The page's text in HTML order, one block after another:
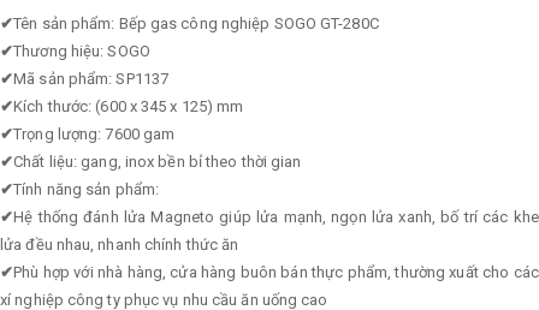
✔Tên sản phẩm: Bếp gas công nghiệp SOGO GT-280C
✔Thương hiệu: SOGO
✔Mã sản phẩm: SP1137
✔Kích thước: (600 x 345 x 125) mm
✔Trọng lượng: 7600 gam
✔Chất liệu: gang, inox bền bỉ theo thời gian
✔Tính năng sản phẩm:
✔Hệ thống đánh lửa Magneto giúp lửa mạnh, ngọn lửa xanh, bố trí các khe
lửa đều nhau, nhanh chính thức ăn
✔Phù hợp với nhà hàng, cửa hàng buôn bán thực phẩm, thường xuất cho các
xí nghiệp công ty phục vụ nhu cầu ăn uống cao